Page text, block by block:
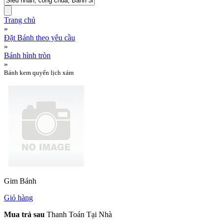
Trang chủ
»
Đặt Bánh theo yêu cầu
»
Bánh hình tròn
»
Bánh kem quyển lịch xám
Gim Bánh
Giỏ hàng
Mua trả sau Thanh Toán Tại Nhà